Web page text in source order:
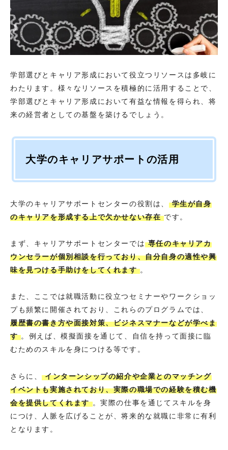
学部選びとキャリア形成において役立つリソースは多岐に
わたります。様々なリソースを積極的に活用することで、
学部選びとキャリア形成において有益な情報を得られ、将
来の経営者としての基盤を築けるでしょう。
大学のキャリアサポートの活用
大学のキャリアサポートセンターの役割は、学生が自身
のキャリアを形成する上で欠かせない存在です。
まず、キャリアサポートセンターでは専任のキャリアカ
ウンセラーが個別相談を行っており、自分自身の適性や興
味を見つける手助けをしてくれます。
また、ここでは就職活動に役立つセミナーやワークショッ
プも頻繁に開催されており、これらのプログラムでは、
履歴書の書き方や面接対策、ビジネスマナーなどが学べま
す。例えば、模擬面接を通じて、自信を持って面接に臨
むためのスキルを身につける等です。
さらに、インターンシップの紹介や企業とのマッチング
イベントも実施されており、実際の職場での経験を積む機
会を提供してくれます。実際の仕事を通じてスキルを身
につけ、人脈を広げることが、将来的な就職に非常に有利
となります。